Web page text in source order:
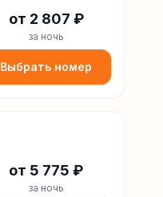
от 2 807 ₽
за ночь
Выбрать номер
от 5 775 ₽
за ночь